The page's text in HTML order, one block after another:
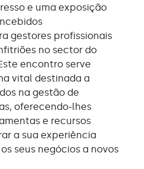
e uma exposição
gestores profissionais
no sector do
encontro serve
vital destinada a
na gestão de
oferecendo-lhes
e recursos
a sua experiência
seus negócios a novos